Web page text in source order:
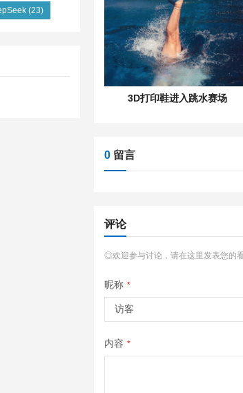
(23)
3D打印鞋进入跳水赛场
0留言
评论
◎欢迎参与讨论，请在这里发表您的
昵称 *
内容 *